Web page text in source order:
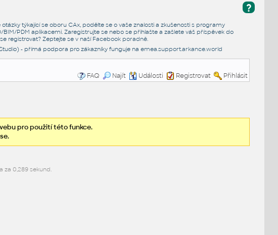
?
týkající se oboru CAx, podělte se o vaše znalosti a zkušenosti s programy
BIM/PDM aplikacemi. Zaregistrujte se nebo se přihlašte a zašlete váš příspěvek do
registrovat? Zeptejte se v naší Facebook poradně.
- přímá podpora pro zákazníky funguje na emea.support.arkance.world
FAQ
Najít Události Registrovat Přihlásit
pro použití této funkce.
za 0,289 sekund.